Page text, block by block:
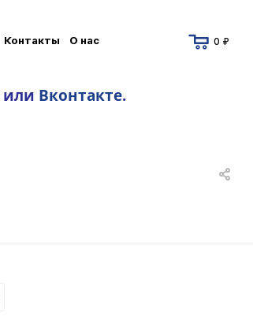
Контакты О нас 0 ₽
или Вконтакте.